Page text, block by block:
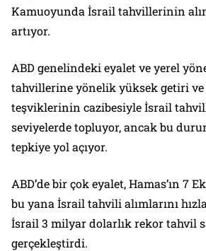
Kamuoyunda İsrail tahvillerinin
artıyor.
ABD genelindeki eyalet ve yerel
tahvillerine yönelik yüksek getiri
teşviklerinin cazibesiyle İsrail
seviyelerde topluyor, ancak bu
tepkiye yol açıyor.
ABD’de bir çok eyalet, Hamas’ın 7
bu yana İsrail tahvili alımlarını
İsrail 3 milyar dolarlık rekor tahvil
gerçekleştirdi.